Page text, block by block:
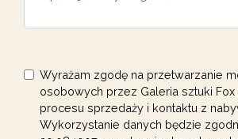
Wyrażam zgodę na przetwarzanie
osobowych przez Galeria sztuki
procesu sprzedaży i kontaktu z
Wykorzystanie danych będzie